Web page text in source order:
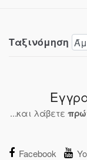
Ταξινόμηση
...και λάβετε
Facebook